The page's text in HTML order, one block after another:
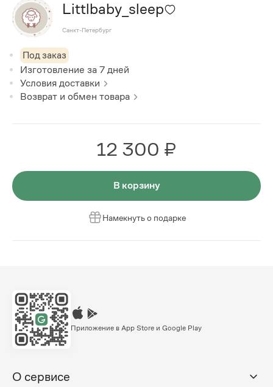
Littlbaby_sleep
Санкт-Петербург
Под заказ
Изготовление за7 дней
Условия доставки
Возврат и обмен товара
12 300 ₽
В корзину
Намекнуть о подарке
Приложение в App Store и Google Play
О сервисе